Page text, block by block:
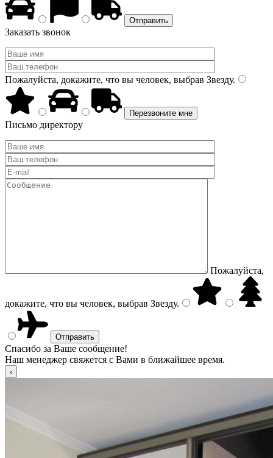
Заказать звонок
Пожалуйста, докажите, что вы человек, выбрав Звезду.
Письмо директору
Пожалуйста,
докажите, что вы человек, выбрав Звезду.
Спасибо за Ваше сообщение!
Наш менеджер свяжется с Вами в ближайшее время.